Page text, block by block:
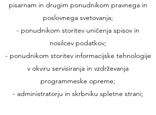
pisarnam in drugim ponudnikom pravnega in
poslovnega svetovanja;
- ponudnikom storitev uničenja spisov in
nosilcev podatkov;
- ponudnikom storitev informacijske tehnologije
v okviru servisiranja in vzdrževanja
programmeske opreme;
- administratorju in skrbniku spletne strani;